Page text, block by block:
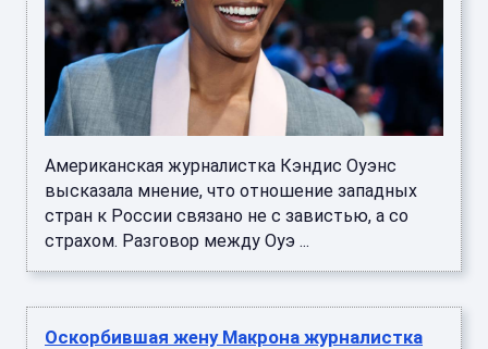
Американская журналистка Кэндис Оуэнс
высказала мнение, что отношение западных
стран к России связано не с завистью, а со
страхом. Разговор между Оуэ ...
Оскорбившая жену Макрона журналистка